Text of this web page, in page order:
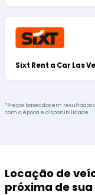
Sixt Rent a Car Las
*Preços baseados em resultados
com a época e disponibilidade.
Locação de
próxima de